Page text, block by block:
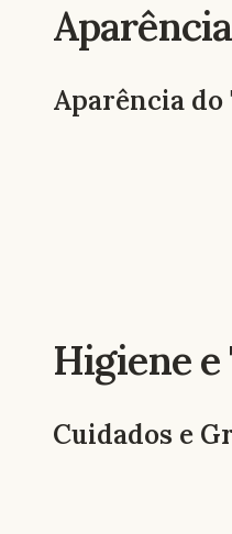
Aparência
Aparência do
Higiene
Cuidados e